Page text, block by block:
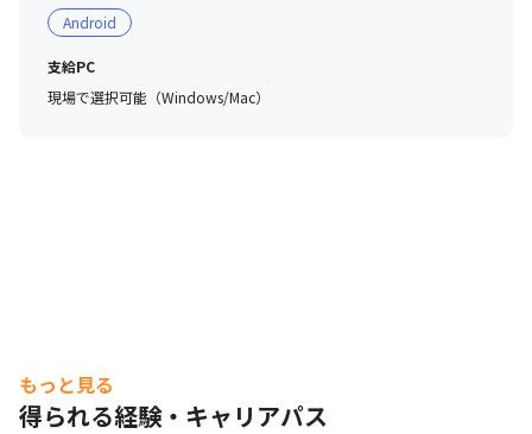
Android
支給PC
現場で選択可能（Windows/Mac）
もっと見る
得られる経験・キャリアパス